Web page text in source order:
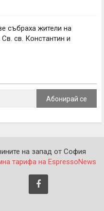
събраха жители на
св. Константин и
Абонирай се
на запад от София
тарифа на EspressoNews